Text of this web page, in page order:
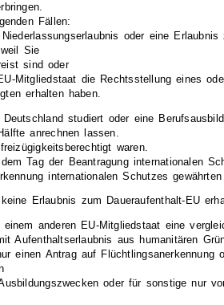
Fällen:
oder eine Erlaubnis
Sie
sind oder
Mitgliedstaat die Rechtsstellung eines
erhalten haben.
studiert oder eine
anrechnen lassen.
waren.
Tag der Beantragung internationalen
internationalen Schutzes gewährten
Erlaubnis zum Daueraufenthalt-EU
anderen EU-Mitgliedstaat eine
Aufenthaltserlaubnis aus humanitären
einen Antrag auf Flüchtlingsanerkennung
oder für sonstige nur